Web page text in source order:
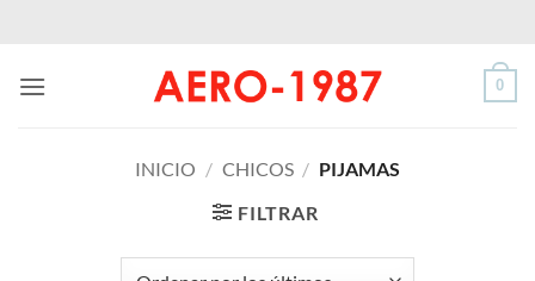
contenido
0
INICIO / CHICOS / PIJAMAS
FILTRAR